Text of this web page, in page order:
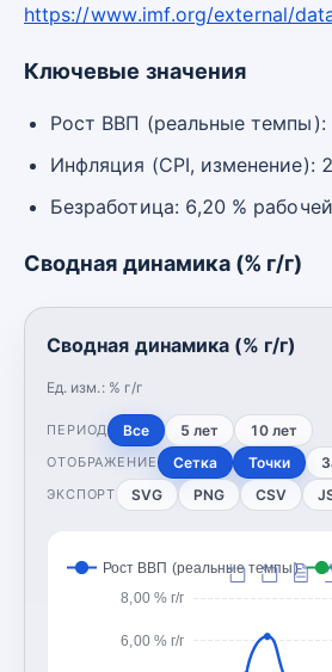
https://www.imf.org/external/
Ключевые значения
Рост ВВП (реальные темпы):
Инфляция (CPI, изменение):
Безработица: 6,20 %
Сводная динамика (% г/г)
Сводная динамика (% г/г)
Ед. изм.: % г/г
ПЕРИОД Все 5 лет 10 лет
ОТОБРАЖЕНИЕ Сетка Точки
ЭКСПОРТ SVG PNG CSV
6,00 % г/г
8,00 % г/г
Рост ВВП (реальные темпы)